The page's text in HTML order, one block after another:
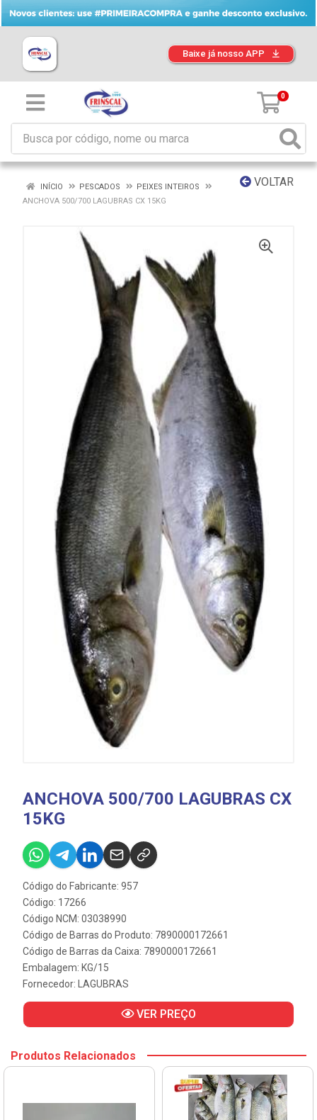
Baixe já nosso APP
0
VOLTAR
INÍCIO PESCADOS
PEIXES INTEIROS
ANCHOVA 500/700 LAGUBRAS CX 15KG
ANCHOVA 500/700 LAGUBRAS CX
15KG
Código do Fabricante: 957
Código: 17266
Código NCM: 03038990
Código de Barras do Produto: 7890000172661
Código de Barras da Caixa: 7890000172661
Embalagem: KG/15
Fornecedor:
LAGUBRAS
VER PREÇO
Produtos Relacionados